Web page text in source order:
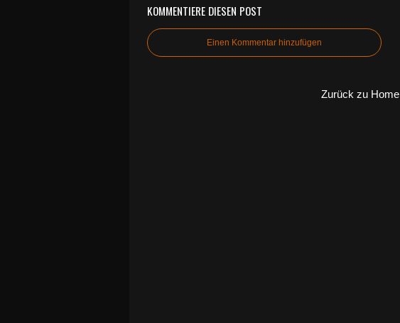
KOMMENTIERE DIESEN POST
Einen Kommentar hinzufügen
Zurück zu Home